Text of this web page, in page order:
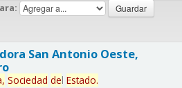
San Antonio Oeste,
Sociedad del Estado.